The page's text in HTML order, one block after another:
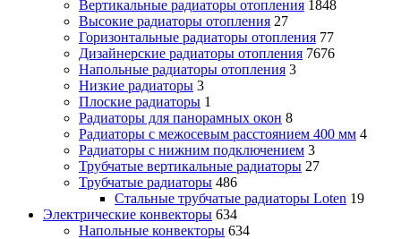
Вертикальные радиаторы отопления 1848
Высокие радиаторы отопления 27
Горизонтальные радиаторы отопления 77
Дизайнерские радиаторы отопления 7676
Напольные радиаторы отопления 3
Низкие радиаторы 3
Плоские радиаторы 1
Радиаторы для панорамных окон 8
Радиаторы с межосевым расстоянием 400 мм 4
Радиаторы с нижним подключением 3
Трубчатые вертикальные радиаторы 27
Трубчатые радиаторы 486
Cтальные трубчатые радиаторы Loten 19
Электрические конвекторы 634
Напольные конвекторы 634